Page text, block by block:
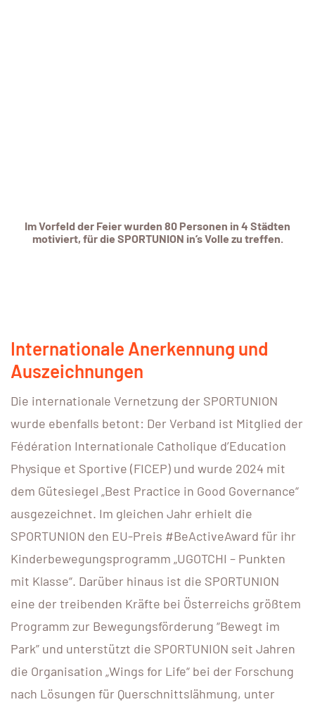
Im Vorfeld der Feier wurden 80 Personen in 4 Städten
motiviert, für die SPORTUNION in’s Volle zu treffen.
Internationale Anerkennung und
Auszeichnungen
Die internationale Vernetzung der SPORTUNION
wurde ebenfalls betont: Der Verband ist Mitglied der
Fédération Internationale Catholique d’Education
Physique et Sportive (FICEP) und wurde 2024 mit
dem Gütesiegel „Best Practice in Good Governance“
ausgezeichnet. Im gleichen Jahr erhielt die
SPORTUNION den EU-Preis #BeActiveAward für ihr
Kinderbewegungsprogramm „UGOTCHI – Punkten
mit Klasse“. Darüber hinaus ist die SPORTUNION
eine der treibenden Kräfte bei Österreichs größtem
Programm zur Bewegungsförderung “Bewegt im
Park” und unterstützt die SPORTUNION seit Jahren
die Organisation „Wings for Life“ bei der Forschung
nach Lösungen für Querschnittslähmung, unter